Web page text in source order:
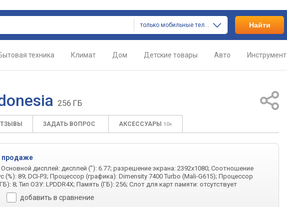
только мобильные телефоны Найти
техника Климат Дом Детские товары Авто Инструмент
256 ГБ
ЗАДАТЬ ВОПРОС АКСЕССУАРЫ 10+
продаже
дисплей: дисплей ("): 6.77; разрешение экрана: 2392x1080; Соотношение
(%): 89; DCI-P3; Процессор (графика): Dimensity 7400 Turbo (Mali-G615); Процессор
8; Тип ОЗУ: LPDDR4X; Память (ГБ): 256; Слот для карт памяти: отсутствует
добавить в сравнение